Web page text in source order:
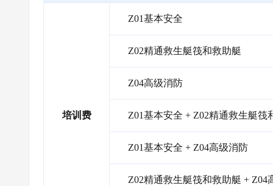
培训费
Z01基本安全
Z02精通救生艇筏和救助艇
Z04高级消防
Z01基本安全 + Z02精通救生艇筏
Z01基本安全 + Z04高级消防
Z02精通救生艇筏和救助艇 + Z04